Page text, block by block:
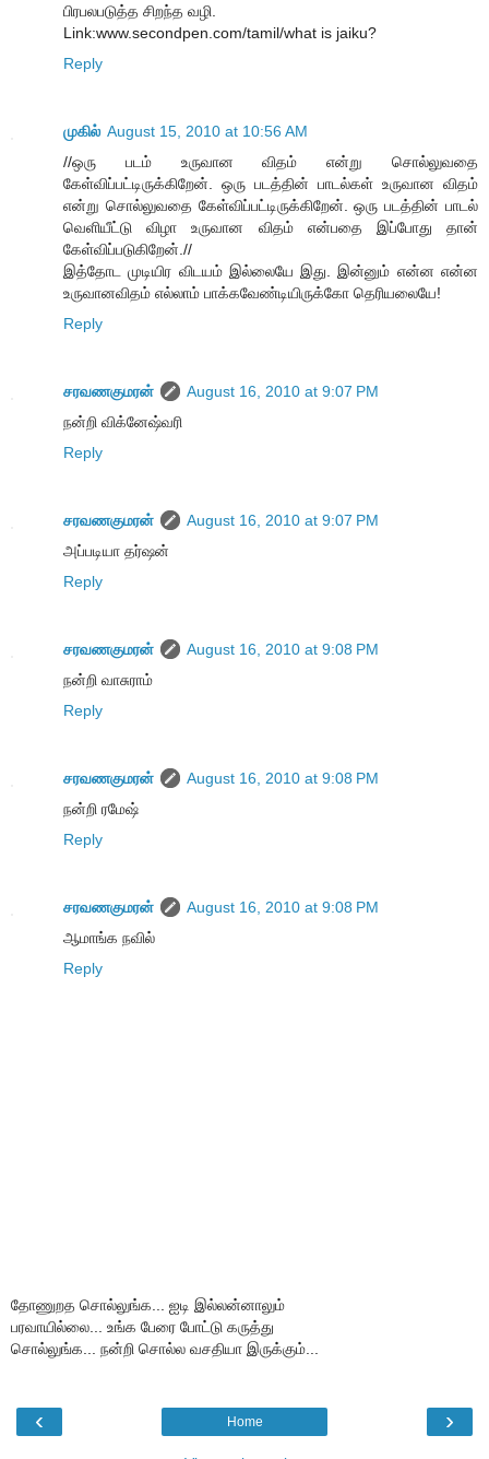
பிரபலபடுத்த சிறந்த வழி.
Link:www.secondpen.com/tamil/what is jaiku?
Reply
முகில் August 15, 2010 at 10:56 AM
//ஒரு படம் உருவான விதம் என்று சொல்லுவதை
கேள்விப்பட்டிருக்கிறேன். ஒரு படத்தின் பாடல்கள் உருவான விதம்
என்று சொல்லுவதை கேள்விப்பட்டிருக்கிறேன். ஒரு படத்தின் பாடல்
வெளியீட்டு விழா உருவான விதம் என்பதை இப்போது தான்
கேள்விப்படுகிறேன்.//
இத்தோட முடியிர விடயம் இல்லையே இது. இன்னும் என்ன என்ன
உருவானவிதம் எல்லாம் பாக்கவேண்டியிருக்கோ தெரியலையே!
Reply
சரவணகுமரன்
August 16, 2010 at 9:07 PM
நன்றி விக்னேஷ்வரி
Reply
சரவணகுமரன்
August 16, 2010 at 9:07 PM
அப்படியா தர்ஷன்
Reply
சரவணகுமரன்
August 16, 2010 at 9:08 PM
நன்றி வாசுராம்
Reply
சரவணகுமரன்
August 16, 2010 at 9:08 PM
நன்றி ரமேஷ்
Reply
சரவணகுமரன்
August 16, 2010 at 9:08 PM
ஆமாங்க நவில்
Reply
தோணுறத சொல்லுங்க... ஐடி இல்லன்னாலும்
பரவாயில்லை... உங்க பேரை போட்டு கருத்து
சொல்லுங்க... நன்றி சொல்ல வசதியா இருக்கும்...
‹ ›
Home